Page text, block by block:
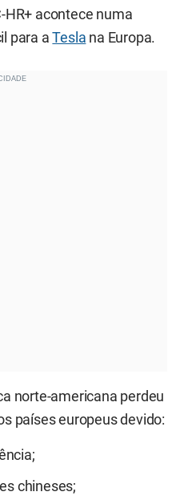
HR+ acontece numa
para aTesla na Europa.
norte-americana perdeu
países europeus devido:
chineses;